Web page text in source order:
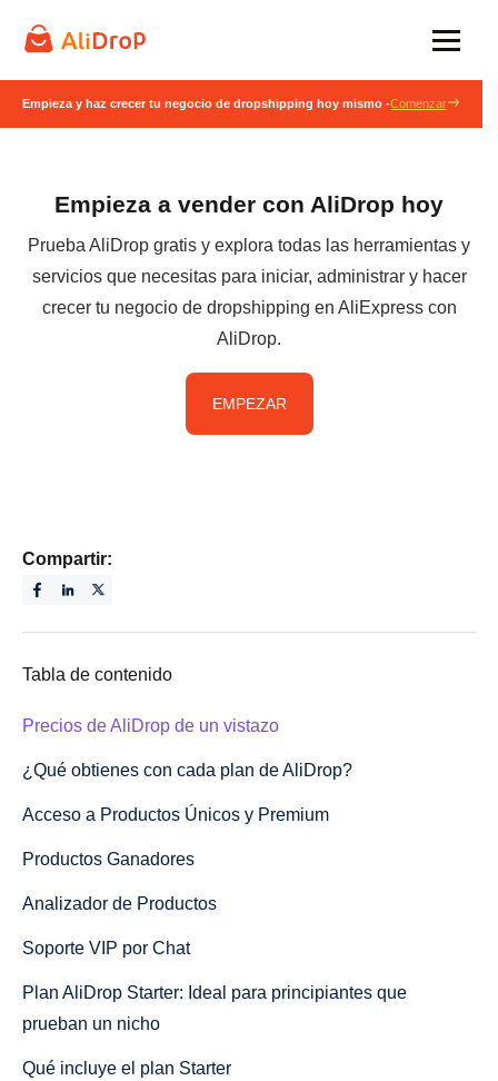
Empieza y haz crecer tu negocio de dropshipping hoy mismo -Comenzar
Empieza a vender con AliDrop hoy
Prueba AliDrop gratis y explora todas las herramientas y
servicios que necesitas para iniciar, administrar y hacer
crecer tu negocio de dropshipping en AliExpress con
AliDrop.
EMPEZAR
Compartir:
Tabla de contenido
Precios de AliDrop de un vistazo
¿Qué obtienes con cada plan de AliDrop?
Acceso a Productos Únicos y Premium
Productos Ganadores
Analizador de Productos
Soporte VIP por Chat
Plan AliDrop Starter: Ideal para principiantes que
prueban un nicho
Qué incluye el plan Starter